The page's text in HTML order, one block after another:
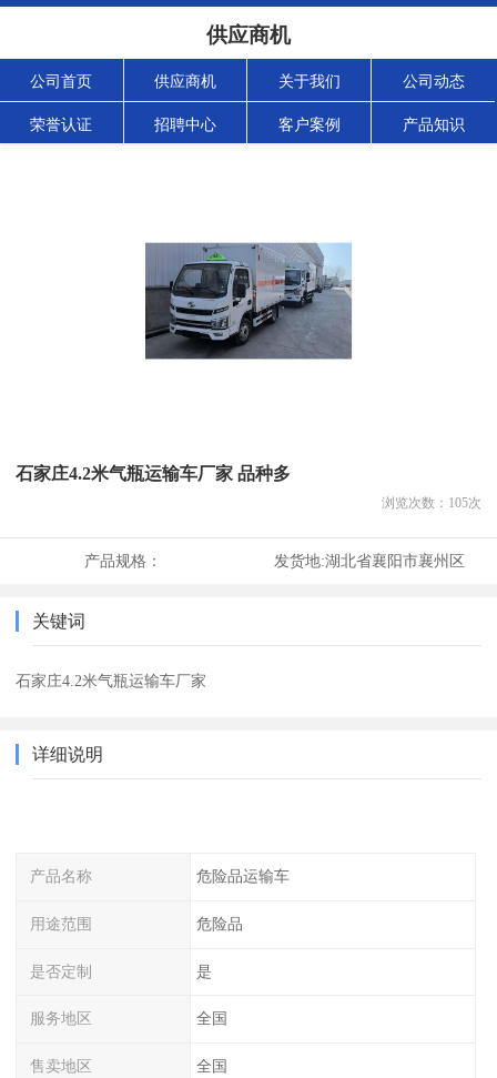
供应商机
公司首页 供应商机 关于我们 公司动态
荣誉认证 招聘中心 客户案例 产品知识
石家庄4.2米气瓶运输车厂家 品种多
浏览次数： 105次
产品规格： 发货地:湖北省襄阳市襄州区
关键词
石家庄4.2米气瓶运输车厂家
详细说明
产品名称 危险品运输车
用途范围 危险品
是否定制 是
服务地区 全国
售卖地区 全国